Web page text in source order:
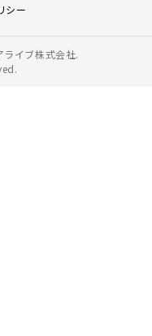
シー
ライブ株式会社.